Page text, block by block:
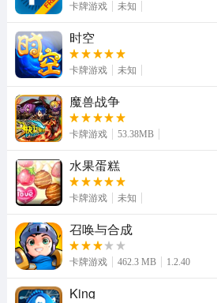
卡牌游戏 未知
时空
卡牌游戏 未知
魔兽战争
卡牌游戏 53.38MB
水果蛋糕
卡牌游戏 未知
召唤与合成
卡牌游戏 462.3 MB 1.2.40
King